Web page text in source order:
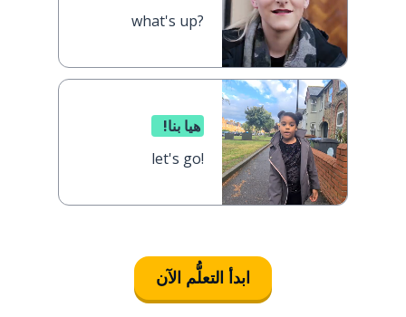
what's up?
هيا بنا!
let's go!
ابدأ التعلُّم الآن